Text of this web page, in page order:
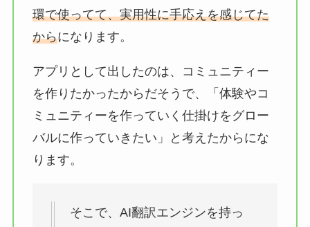
環で使ってて、実用性に手応えを感じてた
からになります。
アプリとして出したのは、コミュニティー
を作りたかったからだそうで、「体験やコ
ミュニティーを作っていく仕掛けをグロー
バルに作っていきたい」と考えたからにな
ります。
そこで、AI翻訳エンジンを持っ